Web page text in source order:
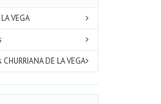
VEGA
DE LA VEGA